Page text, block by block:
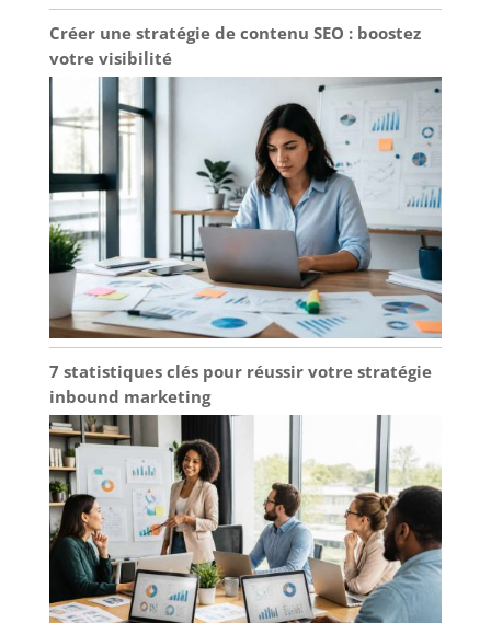
Créer une stratégie de contenu SEO : boostez
votre visibilité
7 statistiques clés pour réussir votre stratégie
inbound marketing